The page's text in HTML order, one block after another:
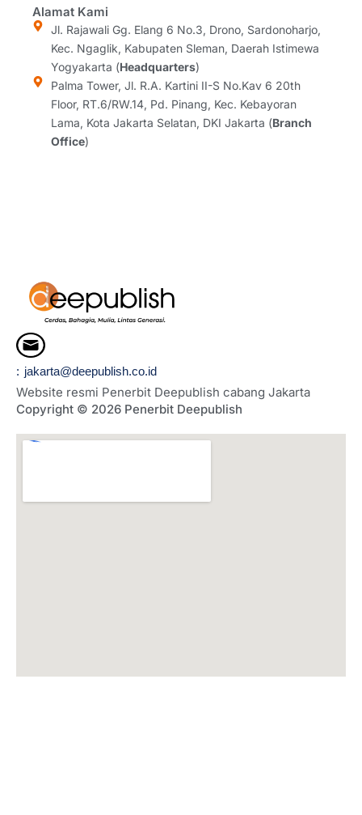
t
a
g
r
a
m
e
b
o
o
k
e
d
i
n
a
d
s
Alamat Kami
Jl. Rajawali Gg. Elang 6 No.3, Drono, Sardonoharjo,
Kec. Ngaglik, Kabupaten Sleman, Daerah Istimewa
Yogyakarta (Headquarters)
Palma Tower, Jl. R.A. Kartini II-S No.Kav 6 20th
Floor, RT.6/RW.14, Pd. Pinang, Kec. Kebayoran
Lama, Kota Jakarta Selatan, DKI Jakarta (Branch
Office)
: jakarta@deepublish.co.id
Website resmi Penerbit Deepublish cabang Jakarta
Copyright © 2026 Penerbit Deepublish